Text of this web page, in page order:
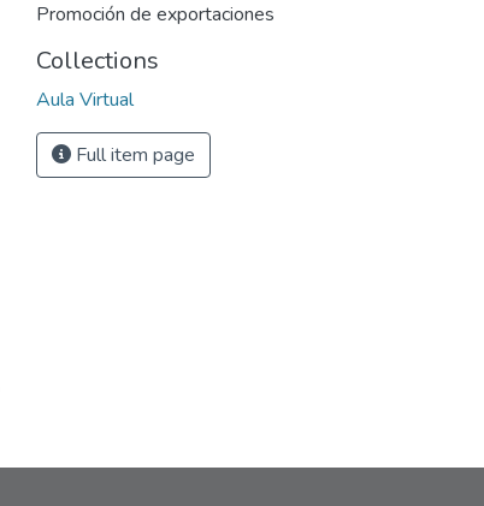
Promoción de exportaciones
Collections
Aula Virtual
Full item page